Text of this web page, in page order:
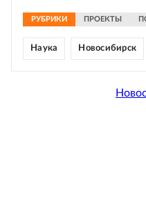
РУБРИКИ ПРОЕКТЫ
Наука Новосибирск